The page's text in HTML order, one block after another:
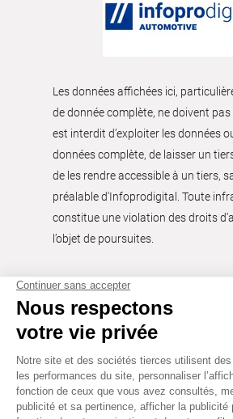
Les données affichées ici,
de donnée complète, ne doivent pas
est interdit d’exploiter les données
données complète, de laisser un
de les rendre accessible à un tiers,
préalable d'Infoprodigital. Toute
constitue une violation des droits
l’objet de poursuites.
Tous droits réservés ©